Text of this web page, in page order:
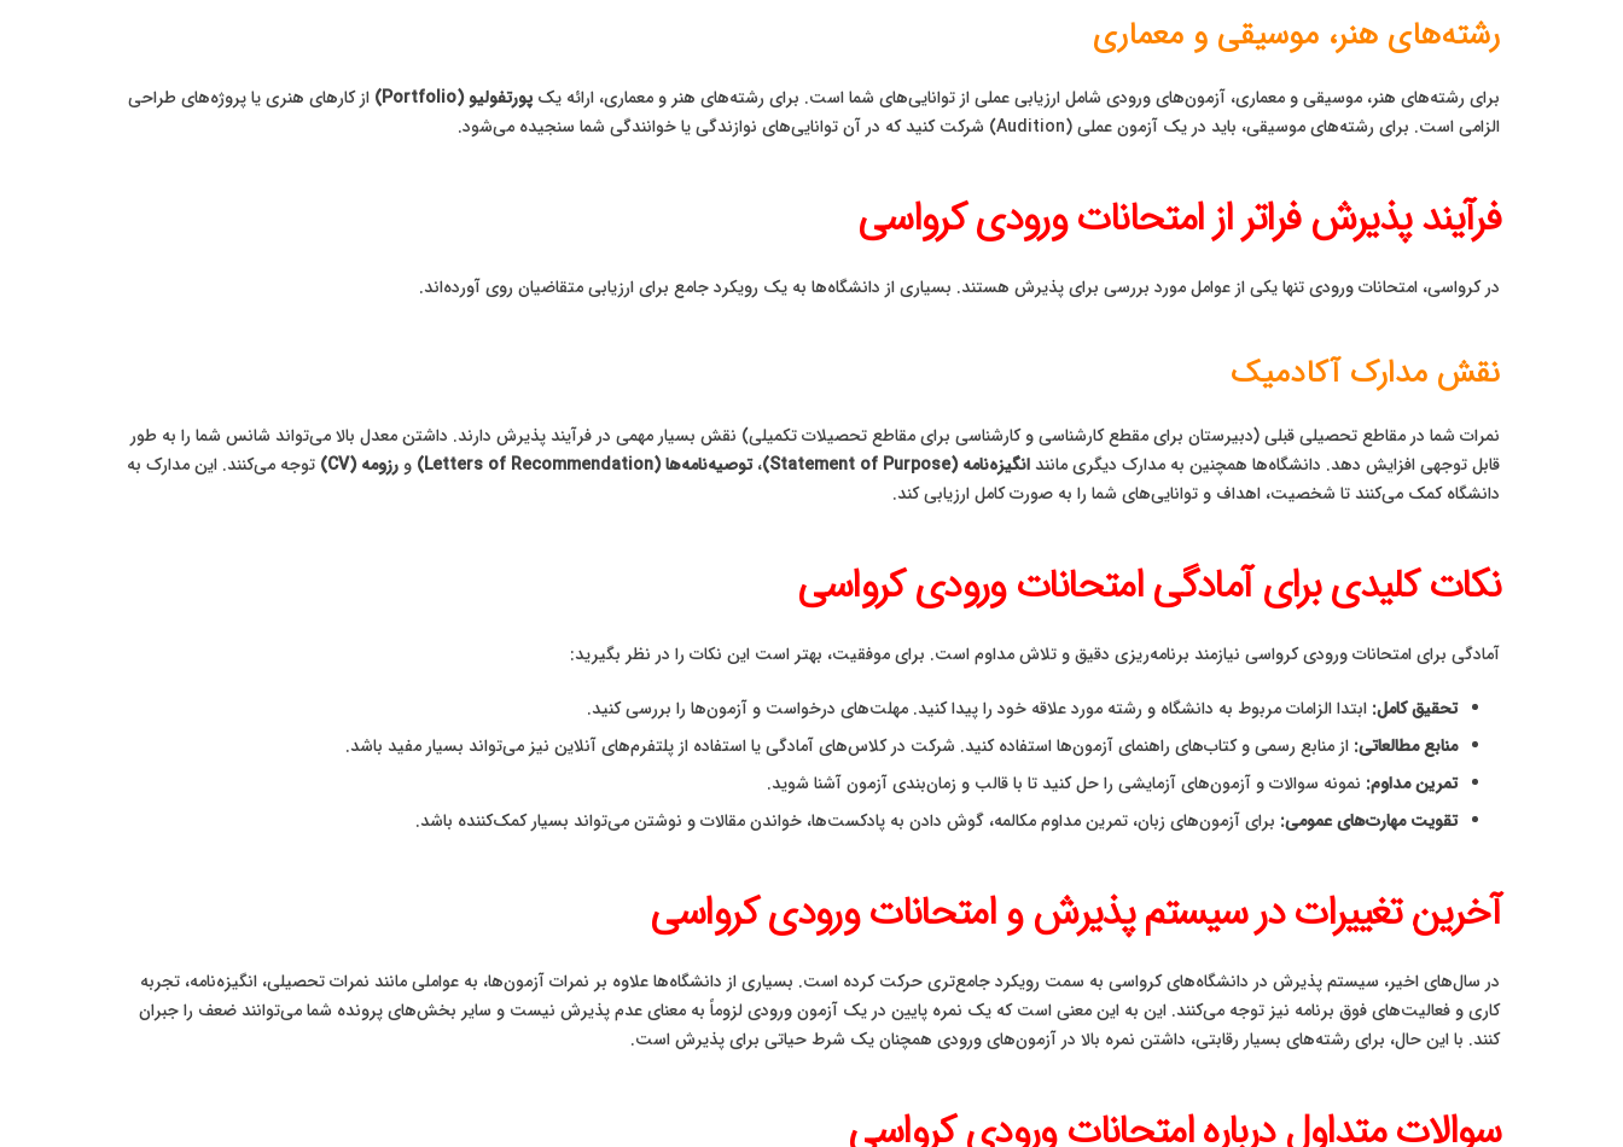
رشته‌های هنر، موسیقی و معماری
برای رشته‌های هنر، موسیقی و معماری، آزمون‌های ورودی شامل ارزیابی عملی از توانایی‌های شما است. برای رشته‌های هنر و معماری، ارائه یک پورتفولیو (Portfolio)
از کارهای هنری یا پروژه‌های طراحی
الزامی است. برای رشته‌های موسیقی، باید در یک آزمون عملی (Audition) شرکت کنید که در آن توانایی‌های نوازندگی یا خوانندگی شما سنجیده می‌شود.
فرآیند پذیرش فراتر از امتحانات ورودی کرواسی
در کرواسی، امتحانات ورودی تنها یکی از عوامل مورد بررسی برای پذیرش هستند. بسیاری از دانشگاه‌ها به یک رویکرد جامع برای ارزیابی متقاضیان روی آورده‌اند.
نقش مدارک آکادمیک
نمرات شما در مقاطع تحصیلی قبلی (دبیرستان برای مقطع کارشناسی و کارشناسی برای مقاطع تحصیلات تکمیلی) نقش بسیار مهمی در فرآیند پذیرش دارند. داشتن معدل بالا می‌تواند شانس شما را به طور
قابل توجهی افزایش دهد. دانشگاه‌ها همچنین به مدارک دیگری مانند انگیزه‌نامه (Statement of Purpose) ،توصیه‌نامه‌ها (Letters of Recommendation) و رزومه (CV)
توجه می‌کنند. این مدارک به
دانشگاه کمک می‌کنند تا شخصیت، اهداف و توانایی‌های شما را به صورت کامل ارزیابی کند.
نکات کلیدی برای آمادگی امتحانات ورودی کرواسی
آمادگی برای امتحانات ورودی کرواسی نیازمند برنامه‌ریزی دقیق و تلاش مداوم است. برای موفقیت، بهتر است این نکات را در نظر بگیرید:
تحقیق کامل: ابتدا الزامات مربوط به دانشگاه و رشته مورد علاقه خود را پیدا کنید. مهلت‌های درخواست و آزمون‌ها را بررسی کنید.
منابع مطالعاتی: از منابع رسمی و کتاب‌های راهنمای آزمون‌ها استفاده کنید. شرکت در کلاس‌های آمادگی یا استفاده از پلتفرم‌های آنلاین نیز می‌تواند بسیار مفید باشد.
تمرین مداوم: نمونه سوالات و آزمون‌های آزمایشی را حل کنید تا با قالب و زمان‌بندی آزمون آشنا شوید.
تقویت مهارت‌های عمومی: برای آزمون‌های زبان، تمرین مداوم مکالمه، گوش دادن به پادکست‌ها، خواندن مقالات و نوشتن می‌تواند بسیار کمک‌کننده باشد.
آخرین تغییرات در سیستم پذیرش و امتحانات ورودی کرواسی
در سال‌های اخیر، سیستم پذیرش در دانشگاه‌های کرواسی به سمت رویکرد جامع‌تری حرکت کرده است. بسیاری از دانشگاه‌ها علاوه بر نمرات آزمون‌ها، به عواملی مانند نمرات تحصیلی، انگیزه‌نامه، تجربه
کاری و فعالیت‌های فوق برنامه نیز توجه می‌کنند. این به این معنی است که یک نمره پایین در یک آزمون ورودی لزوماً به معنای عدم پذیرش نیست و سایر بخش‌های پرونده شما می‌توانند ضعف را جبران
کنند. با این حال، برای رشته‌های بسیار رقابتی، داشتن نمره بالا در آزمون‌های ورودی همچنان یک شرط حیاتی برای پذیرش است.
سوالات متداول درباره امتحانات ورودی کرواسی